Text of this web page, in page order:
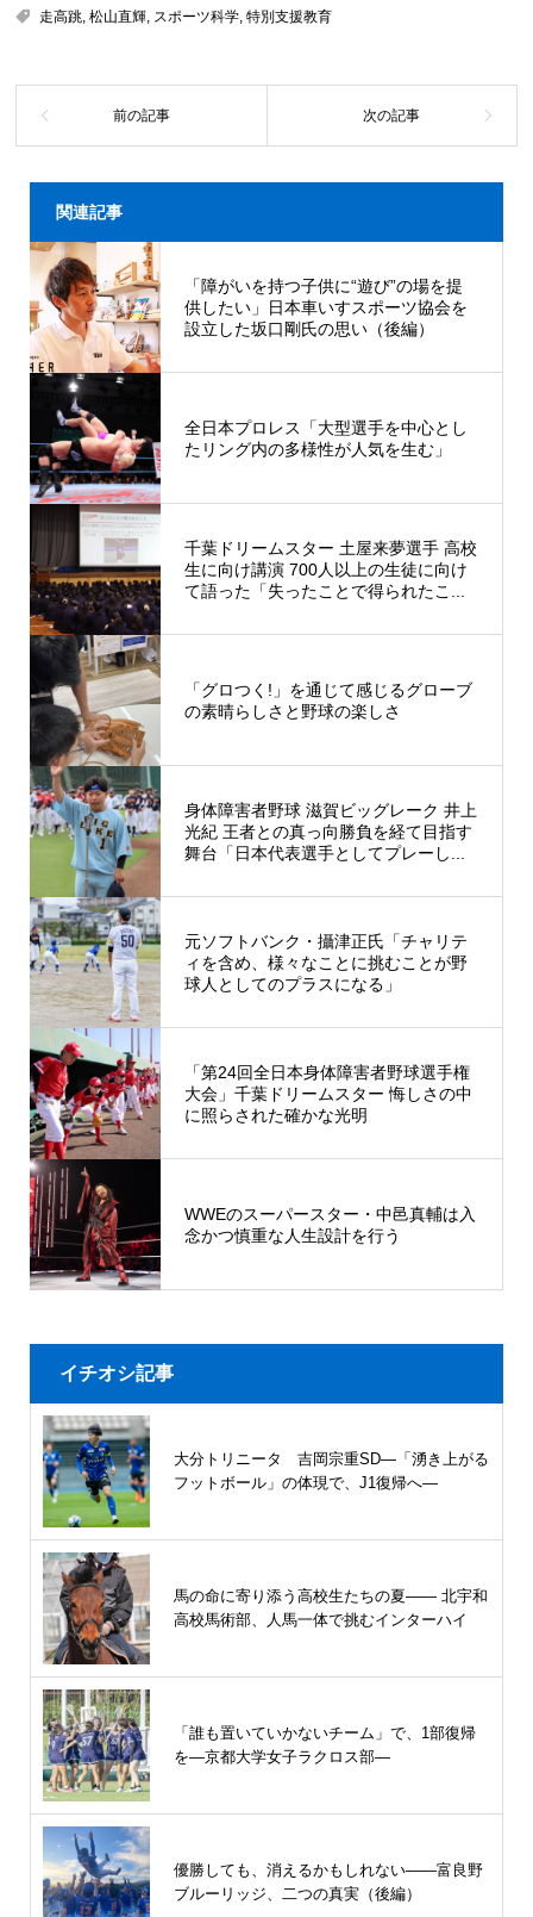
走高跳,松山直輝, スポーツ科学,特別支援教育
関連記事
「障がいを持つ子供に“遊び”の場を提
供したい」日本車いすスポーツ協会を
設立した坂口剛氏の思い（後編）
全日本プロレス「大型選手を中心とし
たリング内の多様性が人気を生む」
千葉ドリームスター 土屋来夢選手 高校
生に向け講演 700人以上の生徒に向け
て語った「失ったことで得られたこ...
「グロつく!」を通じて感じるグローブ
の素晴らしさと野球の楽しさ
身体障害者野球 滋賀ビッグレーク 井上
光紀 王者との真っ向勝負を経て目指す
舞台「日本代表選手としてプレーし...
元ソフトバンク・攝津正氏「チャリテ
ィを含め、様々なことに挑むことが野
球人としてのプラスになる」
「第24回全日本身体障害者野球選手権
大会」千葉ドリームスター 悔しさの中
に照らされた確かな光明
WWEのスーパースター・中邑真輔は入
念かつ慎重な人生設計を行う
イチオシ記事
大分トリニータ 吉岡宗重SD―「湧き上がる
フットボール」の体現で、J1復帰へ―
馬の命に寄り添う高校生たちの夏—— 北宇和
高校馬術部、人馬一体で挑むインターハイ
「誰も置いていかないチーム」で、1部復帰
を―京都大学女子ラクロス部―
優勝しても、消えるかもしれない――富良野
ブルーリッジ、二つの真実（後編）